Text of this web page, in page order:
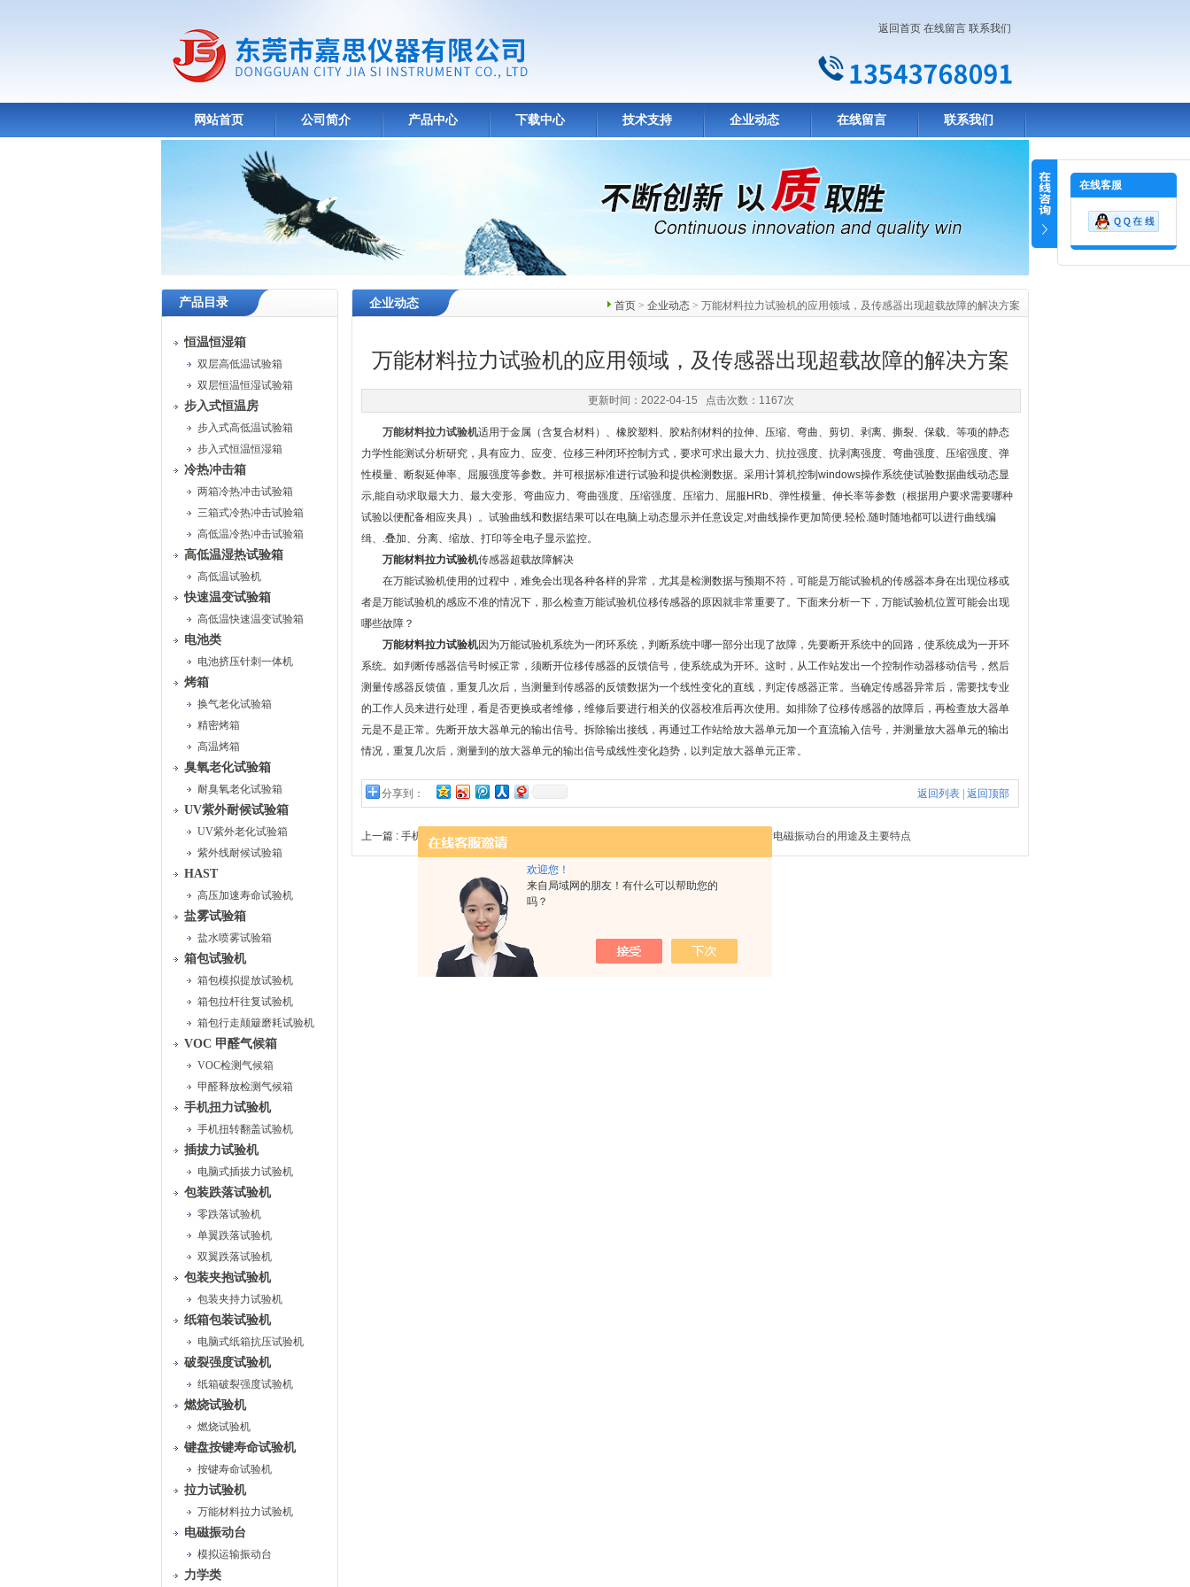
欢迎您！
来自局域网的朋友！有什么可以帮助您的
吗？
返回首页 在线留言 联系我们
网站首页 公司简介 产品中心 下载中心 技术支持 企业动态 在线留言 联系我们
产品目录
恒温恒湿箱
双层高低温试验箱
双层恒温恒湿试验箱
步入式恒温房
步入式高低温试验箱
步入式恒温恒湿箱
冷热冲击箱
两箱冷热冲击试验箱
三箱式冷热冲击试验箱
高低温冷热冲击试验箱
高低温湿热试验箱
高低温试验机
快速温变试验箱
高低温快速温变试验箱
电池类
电池挤压针刺一体机
烤箱
换气老化试验箱
精密烤箱
高温烤箱
臭氧老化试验箱
耐臭氧老化试验箱
UV紫外耐候试验箱
UV紫外老化试验箱
紫外线耐候试验箱
HAST
高压加速寿命试验机
盐雾试验箱
盐水喷雾试验箱
箱包试验机
箱包模拟提放试验机
箱包拉杆往复试验机
箱包行走颠簸磨耗试验机
VOC 甲醛气候箱
VOC检测气候箱
甲醛释放检测气候箱
手机扭力试验机
手机扭转翻盖试验机
插拔力试验机
电脑式插拔力试验机
包装跌落试验机
零跌落试验机
单翼跌落试验机
双翼跌落试验机
包装夹抱试验机
包装夹持力试验机
纸箱包装试验机
电脑式纸箱抗压试验机
破裂强度试验机
纸箱破裂强度试验机
燃烧试验机
燃烧试验机
键盘按键寿命试验机
按键寿命试验机
拉力试验机
万能材料拉力试验机
电磁振动台
模拟运输振动台
力学类
首页 > 企业动态 > 万能材料拉力试验机的应用领域，及传感器出现超载故障的解决方案
企业动态
万能材料拉力试验机的应用领域，及传感器出现超载故障的解决方案
更新时间：2022-04-15 点击次数：1167次
万能材料拉力试验机适用于金属（含复合材料）、橡胶塑料、胶粘剂材料的拉伸、压缩、弯曲、剪切、剥离、撕裂、保载、等项的静态
力学性能测试分析研究，具有应力、应变、位移三种闭环控制方式，要求可求出最大力、抗拉强度、抗剥离强度、弯曲强度、压缩强度、弹
性模量、断裂延伸率、屈服强度等参数。并可根据标准进行试验和提供检测数据。采用计算机控制windows操作系统使试验数据曲线动态显
示,能自动求取最大力、最大变形、弯曲应力、弯曲强度、压缩强度、压缩力、屈服HRb、弹性模量、伸长率等参数（根据用户要求需要哪种
试验以便配备相应夹具）。试验曲线和数据结果可以在电脑上动态显示并任意设定,对曲线操作更加简便.轻松.随时随地都可以进行曲线编
缉、.叠加、分离、缩放、打印等全电子显示监控。
万能材料拉力试验机传感器超载故障解决
在万能试验机使用的过程中，难免会出现各种各样的异常，尤其是检测数据与预期不符，可能是万能试验机的传感器本身在出现位移或
者是万能试验机的感应不准的情况下，那么检查万能试验机位移传感器的原因就非常重要了。下面来分析一下，万能试验机位置可能会出现
哪些故障？
万能材料拉力试验机因为万能试验机系统为一闭环系统，判断系统中哪一部分出现了故障，先要断开系统中的回路，使系统成为一开环
系统。如判断传感器信号时候正常，须断开位移传感器的反馈信号，使系统成为开环。这时，从工作站发出一个控制作动器移动信号，然后
测量传感器反馈值，重复几次后，当测量到传感器的反馈数据为一个线性变化的直线，判定传感器正常。当确定传感器异常后，需要找专业
的工作人员来进行处理，看是否更换或者维修，维修后要进行相关的仪器校准后再次使用。如排除了位移传感器的故障后，再检查放大器单
元是不是正常。先断开放大器单元的输出信号。拆除输出接线，再通过工作站给放大器单元加一个直流输入信号，并测量放大器单元的输出
情况，重复几次后，测量到的放大器单元的输出信号成线性变化趋势，以判定放大器单元正常。
分享到： 返回列表 返回顶部
上一篇 : 手机扭力试验机机台采用伺服马达驱动，提供高精度之扭力测试 浅析电磁振动台的用途及主要特点
在线客服